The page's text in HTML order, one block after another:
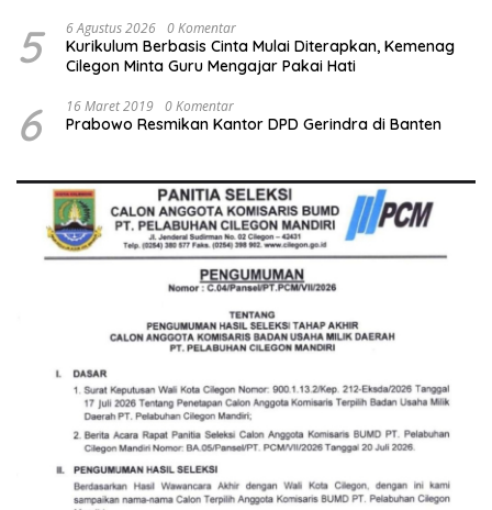
5 6 Agustus 2026 0 Komentar
Kurikulum Berbasis Cinta Mulai Diterapkan, Kemenag
Cilegon Minta Guru Mengajar Pakai Hati
6 16 Maret 2019 0 Komentar
Prabowo Resmikan Kantor DPD Gerindra di Banten